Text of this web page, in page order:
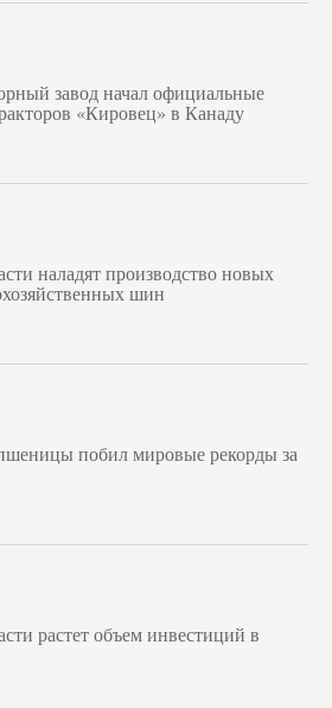
завод начал официальные
«Кировец» в Канаду
наладят производство новых
шин
побил мировые рекорды за
растет объем инвестиций в